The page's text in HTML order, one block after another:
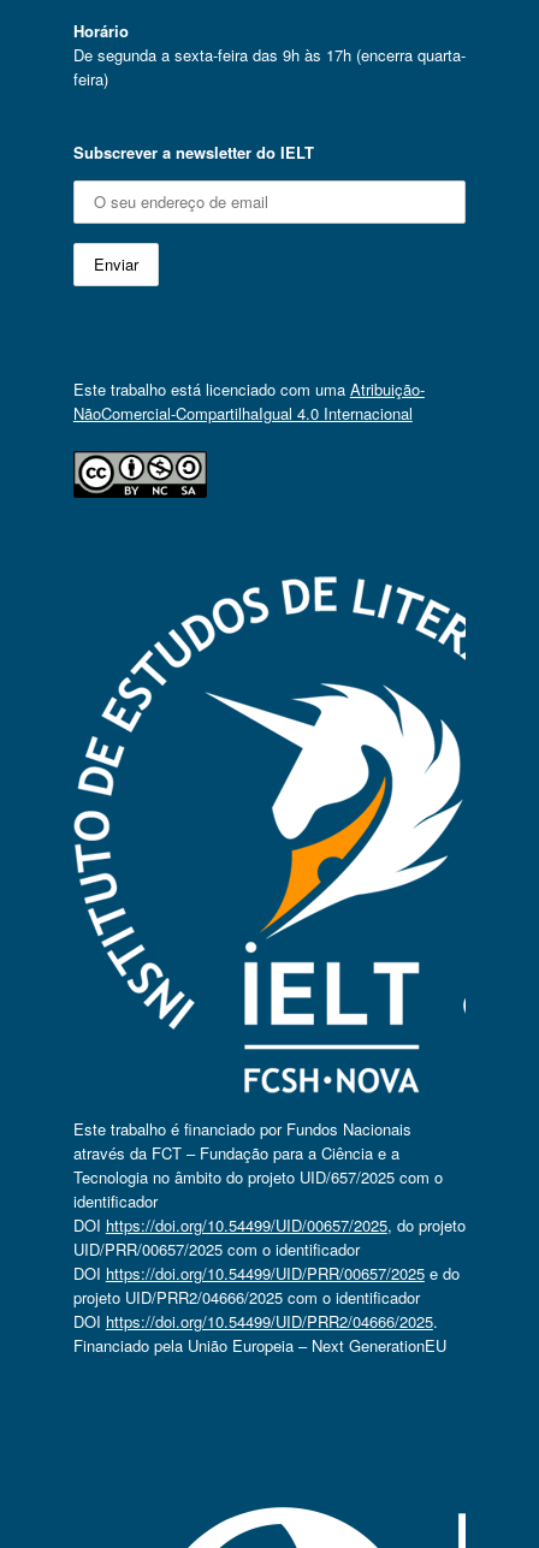
Horário
De segunda a sexta-feira das 9h às 17h (encerra quarta-
feira)
Subscrever a newsletter do IELT
Este trabalho está licenciado com uma Atribuição-
NãoComercial-CompartilhaIgual 4.0 Internacional
Este trabalho é financiado por Fundos Nacionais
através da FCT – Fundação para a Ciência e a
Tecnologia no âmbito do projeto UID/657/2025 com o
identificador
DOI https://doi.org/10.54499/UID/00657/2025, do projeto
UID/PRR/00657/2025 com o identificador
DOI https://doi.org/10.54499/UID/PRR/00657/2025e do
projeto UID/PRR2/04666/2025 com o identificador
DOI https://doi.org/10.54499/UID/PRR2/04666/2025.
Financiado pela União Europeia – Next GenerationEU